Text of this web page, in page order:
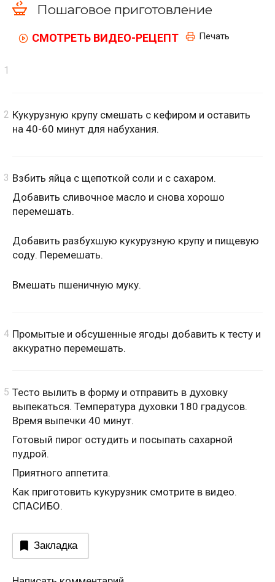
Пошаговое приготовление
СМОТРЕТЬ ВИДЕО-РЕЦЕПТ Печать
Кукурузную крупу смешать с кефиром и оставить
на 40-60 минут для набухания.
Взбить яйца с щепоткой соли и с сахаром.
Добавить сливочное масло и снова хорошо
перемешать.
Добавить разбухшую кукурузную крупу и пищевую
соду. Перемешать.
Вмешать пшеничную муку.
Промытые и обсушенные ягоды добавить к тесту и
аккуратно перемешать.
Тесто вылить в форму и отправить в духовку
выпекаться. Температура духовки 180 градусов.
Время выпечки 40 минут.
Готовый пирог остудить и посыпать сахарной
пудрой.
Приятного аппетита.
Как приготовить кукурузник смотрите в видео.
СПАСИБО.
Закладка